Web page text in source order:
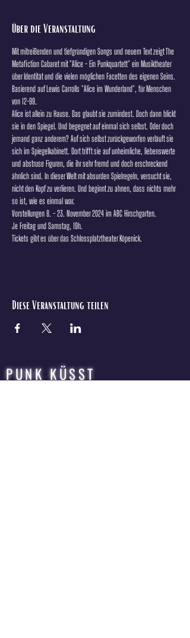
Über die Veranstaltung
Mit mitreißenden und tiefgründigen Songs und neuem Text zeigt The
Metafiction Cabaret mit "Alice - Ein Punkquartett" ein Musiktheater
über Identität und die vielen möglichen Facetten des eigenen Seins.
Basierend auf Lewis Carrolls "Alice im Wunderland", für Menschen
von 12-99.
Alice ist allein zu Hause. Das glaubt sie zumindest. Doch dann blickt
sie in den Spiegel. Und begegnet auf einmal sich selbst. Oder doch
jemand ganz anderem? Auf sich selbst zurückgeworfen verläuft sie
sich im Spiegelkabinett. Dort trifft sie auf unheimliche, liebenswerte
und abstruse Figuren, die ihr sehr fremd und doch erschreckend
ähnlich sind. In dieser Welt mit absurden Spielregeln, versucht sie,
nicht den Kopf zu verlieren. Und beginnt zu ahnen, dass nichts mehr
so ist, wie es einmal war.
Vorstellungen 8. - 23. November 2024 im ABC Hirschgarten.
Je Freitag und Samstag, 19h.
Tickets gibt es über das Schlossplatztheater Köpenick.
Diese Veranstaltung teilen
PUNK KÜSST